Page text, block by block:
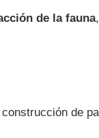
de la fauna
de